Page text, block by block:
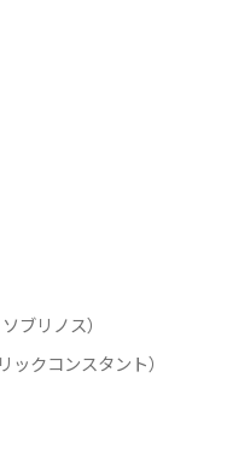
ブリノス）
ックコンスタント）